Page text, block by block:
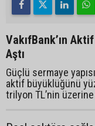
VakıfBank’ın
Aştı
Güçlü sermaye
aktif büyüklüğünü
trilyon TL’nin üzerine